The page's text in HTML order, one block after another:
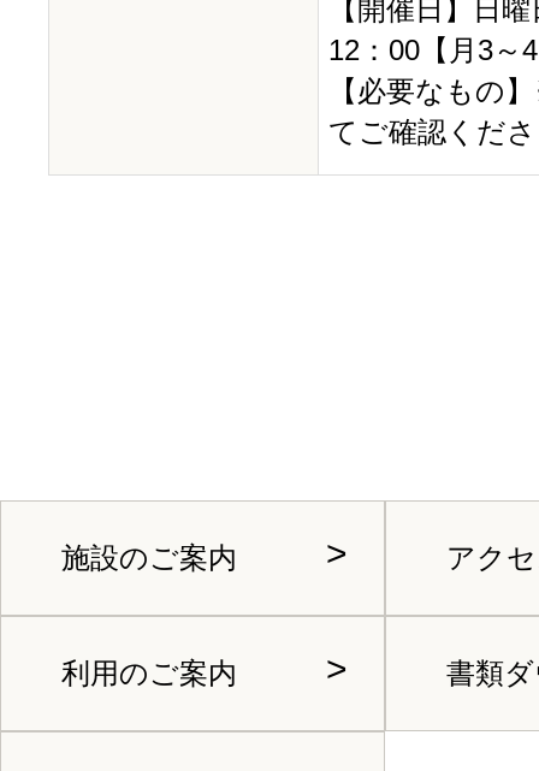
【開催日】日
12：00【月3～
【必要なもの
てご確認くだ
施設のご案内 アク
利用のご案内 書類